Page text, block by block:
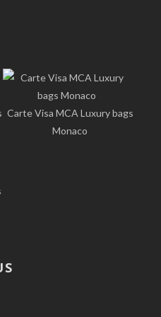
Carte Visa MCA Luxury bags
Monaco